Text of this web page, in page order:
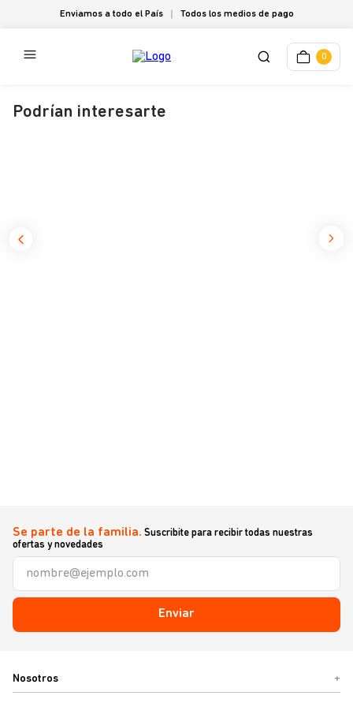
Enviamos a todo el País Todos los medios de pago
0
Podrían interesarte
Se parte de la familia. Suscribite para recibir todas nuestras
ofertas y novedades
Enviar
Nosotros +